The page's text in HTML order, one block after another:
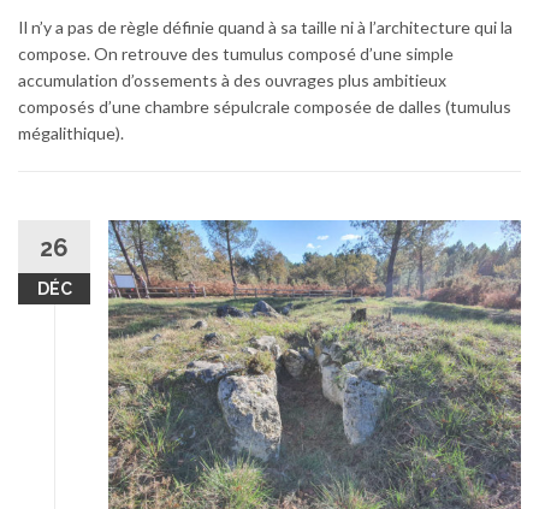
Il n’y a pas de règle définie quand à sa taille ni à l’architecture qui la
compose. On retrouve des tumulus composé d’une simple
accumulation d’ossements à des ouvrages plus ambitieux
composés d’une chambre sépulcrale composée de dalles (tumulus
mégalithique).
26
DÉC